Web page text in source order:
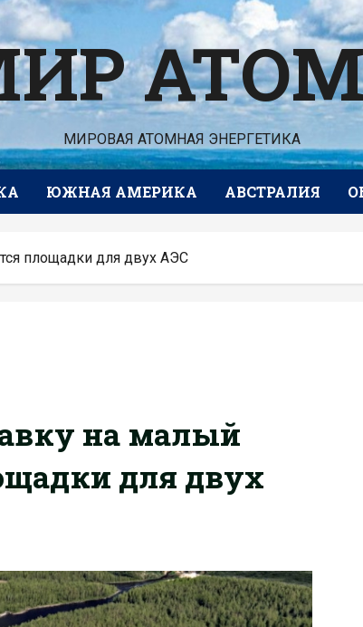
МИРОВАЯ АТОМНАЯ ЭНЕРГЕТИКА
ЮЖНАЯ АМЕРИКА АВСТРАЛИЯ
площадки для двух АЭС
на малый
для двух